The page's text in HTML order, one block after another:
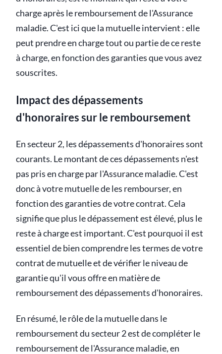
charge après le remboursement de l'Assurance
maladie. C'est ici que la mutuelle intervient : elle
peut prendre en charge tout ou partie de ce reste
à charge, en fonction des garanties que vous avez
souscrites.
Impact des dépassements
d'honoraires sur le remboursement
En secteur 2, les dépassements d'honoraires sont
courants. Le montant de ces dépassements n'est
pas pris en charge par l'Assurance maladie. C'est
donc à votre mutuelle de les rembourser, en
fonction des garanties de votre contrat. Cela
signifie que plus le dépassement est élevé, plus le
reste à charge est important. C'est pourquoi il est
essentiel de bien comprendre les termes de votre
contrat de mutuelle et de vérifier le niveau de
garantie qu'il vous offre en matière de
remboursement des dépassements d'honoraires.
En résumé, le rôle de la mutuelle dans le
remboursement du secteur 2 est de compléter le
remboursement de l'Assurance maladie, en